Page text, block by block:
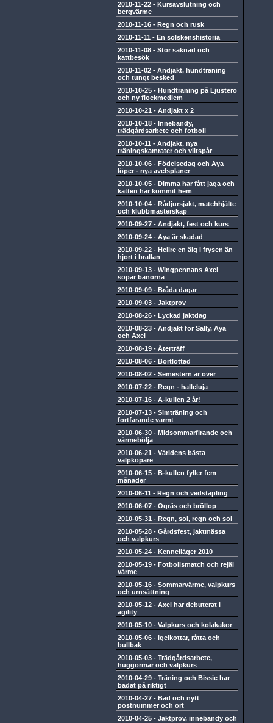
2010-11-22 - Kursavslutning och
bergvärme
2010-11-16 - Regn och rusk
2010-11-11 - En solskenshistoria
2010-11-08 - Stor saknad och
kattbesök
2010-11-02 - Andjakt, hundträning
och tungt besked
2010-10-25 - Hundträning på Ljusterö
och ny flockmedlem
2010-10-21 - Andjakt x 2
2010-10-18 - Innebandy,
trädgårdsarbete och fotboll
2010-10-11 - Andjakt, nya
träningskamrater och viltspår
2010-10-06 - Födelsedag och Aya
löper - nya avelsplaner
2010-10-05 - Dimma har fått jaga och
katten har kommit hem
2010-10-04 - Rådjursjakt, matchhjälte
och klubbmästerskap
2010-09-27 - Andjakt, fest och kurs
2010-09-24 - Aya är skadad
2010-09-22 - Hellre en älg i frysen än
hjort i brallan
2010-09-13 - Wingpennans Axel
sopar banorna
2010-09-09 - Bråda dagar
2010-09-03 - Jaktprov
2010-08-26 - Lyckad jaktdag
2010-08-23 - Andjakt för Sally, Aya
och Axel
2010-08-19 - Återträff
2010-08-06 - Bortlottad
2010-08-02 - Semestern är över
2010-07-22 - Regn - halleluja
2010-07-16 - A-kullen 2 år!
2010-07-13 - Simträning och
fortfarande varmt
2010-06-30 - Midsommarfirande och
värmebölja
2010-06-21 - Världens bästa
valpköpare
2010-06-15 - B-kullen fyller fem
månader
2010-06-11 - Regn och vedstapling
2010-06-07 - Ogräs och bröllop
2010-05-31 - Regn, sol, regn och sol
2010-05-28 - Gårdsfest, jaktmässa
och valpkurs
2010-05-24 - Kennelläger 2010
2010-05-19 - Fotbollsmatch och rejäl
värme
2010-05-16 - Sommarvärme, valpkurs
och urnsättning
2010-05-12 - Axel har debuterat i
agility
2010-05-10 - Valpkurs och kolakakor
2010-05-06 - Igelkottar, råtta och
bullbak
2010-05-03 - Trädgårdsarbete,
huggormar och valpkurs
2010-04-29 - Träning och Bissie har
badat på riktigt
2010-04-27 - Bad och nytt
postnummer och ort
2010-04-25 - Jaktprov, innebandy och